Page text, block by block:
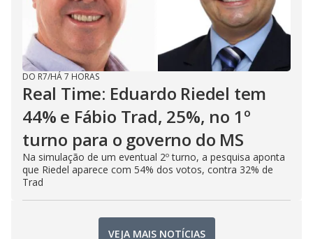
DO R7/HÁ 7 HORAS
Real Time: Eduardo Riedel tem
44% e Fábio Trad, 25%, no 1º
turno para o governo do MS
Na simulação de um eventual 2º turno, a pesquisa aponta
que Riedel aparece com 54% dos votos, contra 32% de
Trad
VEJA MAIS NOTÍCIAS